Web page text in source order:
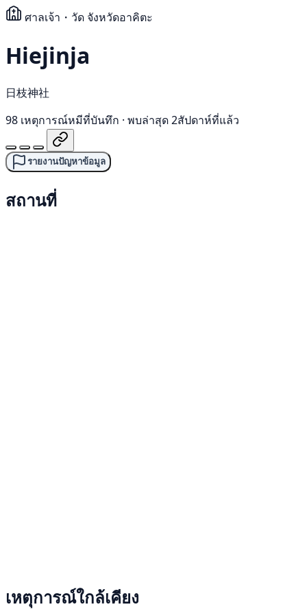
ศาลเจ้า・วัด จังหวัดอาคิตะ
Hiejinja
日枝神社
98 เหตุการณ์หมีที่บันทึก · พบล่าสุด 2สัปดาห์ที่แล้ว
รายงานปัญหาข้อมูล
สถานที่
เหตุการณ์ใกล้เคียง